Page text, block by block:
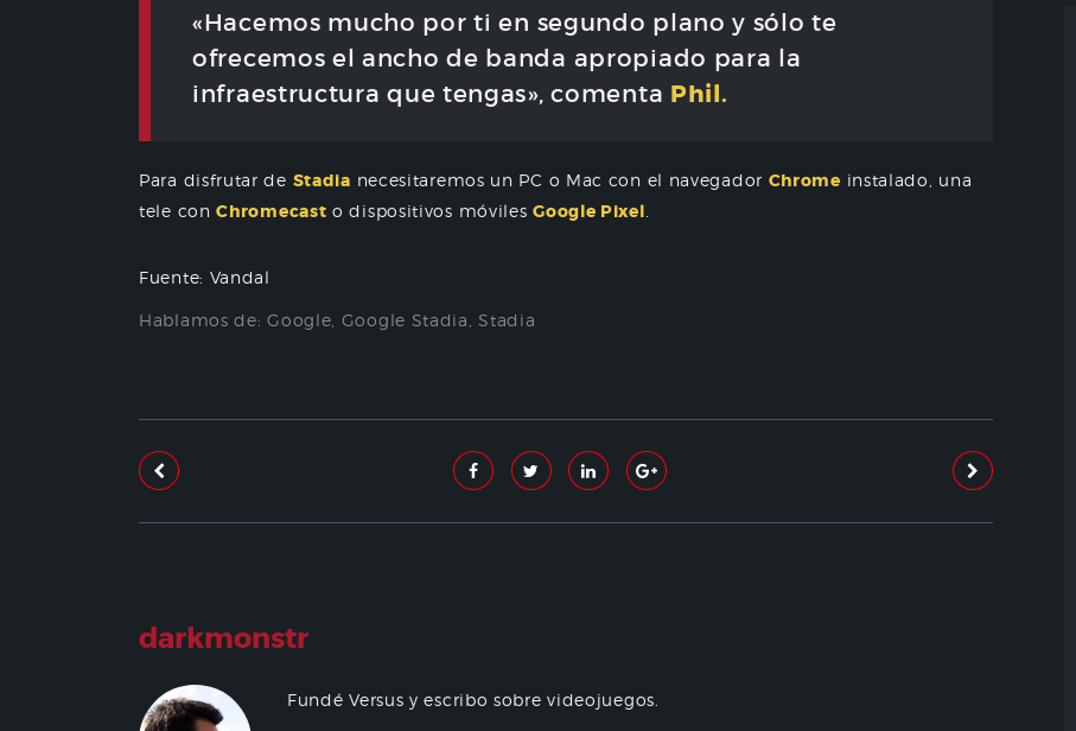
«Hacemos mucho por ti en segundo plano y sólo te
ofrecemos el ancho de banda apropiado para la
infraestructura que tengas», comenta Phil.
Para disfrutar de Stadia necesitaremos un PC o Mac con el navegador Chrome instalado, una
tele conChromecast o dispositivos móvilesGoogle Pixel
Fuente: Vandal
Hablamos de:Google Google Stadia ,Stadia
darkmonstr
Fundé Versus y escribo sobre videojuegos.